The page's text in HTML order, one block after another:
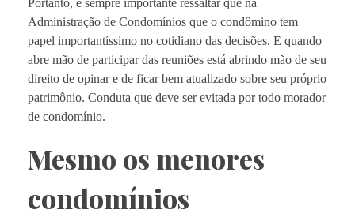
Portanto, é sempre importante ressaltar que na
Administração de Condomínios que o condômino tem
papel importantíssimo no cotidiano das decisões. E quando
abre mão de participar das reuniões está abrindo mão de seu
direito de opinar e de ficar bem atualizado sobre seu próprio
patrimônio. Conduta que deve ser evitada por todo morador
de condomínio.
Mesmo os menores
condomínios